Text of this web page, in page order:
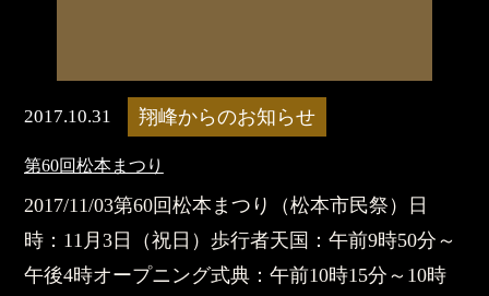
2017.10.31 翔峰からのお知らせ
第60回松本まつり
2017/11/03第60回松本まつり（松本市民祭）日
時：11月3日（祝日）歩行者天国：午前9時50分～
午後4時オープニング式典：午前10時15分～10時